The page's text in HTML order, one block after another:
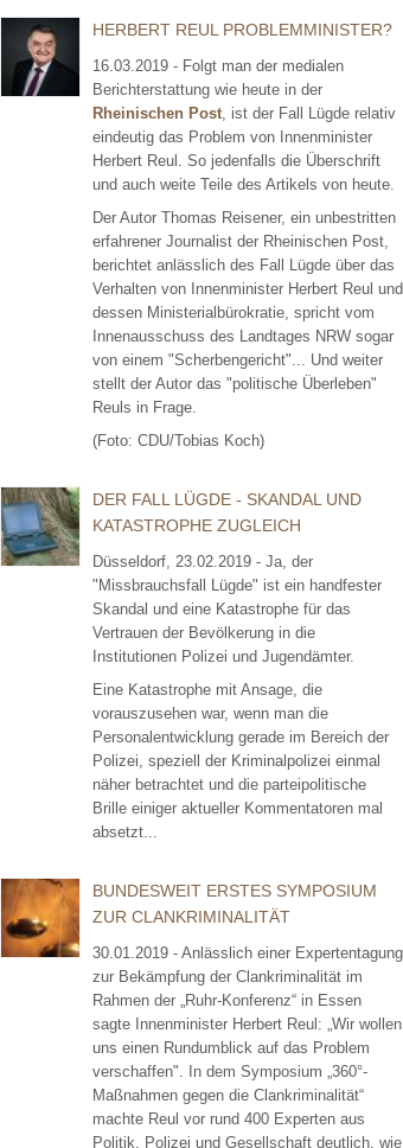
HERBERT REUL PROBLEMMINISTER?
16.03.2019 - Folgt man der medialen
Berichterstattung wie heute in der
Rheinischen Post, ist der Fall Lügde relativ
eindeutig das Problem von Innenminister
Herbert Reul. So jedenfalls die Überschrift
und auch weite Teile des Artikels von heute.
Der Autor Thomas Reisener, ein unbestritten
erfahrener Journalist der Rheinischen Post,
berichtet anlässlich des Fall Lügde über das
Verhalten von Innenminister Herbert Reul und
dessen Ministerialbürokratie, spricht vom
Innenausschuss des Landtages NRW sogar
von einem "Scherbengericht"... Und weiter
stellt der Autor das "politische Überleben"
Reuls in Frage.
(Foto: CDU/Tobias Koch)
DER FALL LÜGDE - SKANDAL UND
KATASTROPHE ZUGLEICH
Düsseldorf, 23.02.2019 - Ja, der
"Missbrauchsfall Lügde" ist ein handfester
Skandal und eine Katastrophe für das
Vertrauen der Bevölkerung in die
Institutionen Polizei und Jugendämter.
Eine Katastrophe mit Ansage, die
vorauszusehen war, wenn man die
Personalentwicklung gerade im Bereich der
Polizei, speziell der Kriminalpolizei einmal
näher betrachtet und die parteipolitische
Brille einiger aktueller Kommentatoren mal
absetzt...
BUNDESWEIT ERSTES SYMPOSIUM
ZUR CLANKRIMINALITÄT
30.01.2019 - Anlässlich einer Expertentagung
zur Bekämpfung der Clankriminalität im
Rahmen der „Ruhr-Konferenz“ in Essen
sagte Innenminister Herbert Reul: „Wir wollen
uns einen Rundumblick auf das Problem
verschaffen". In dem Symposium „360°-
Maßnahmen gegen die Clankriminalität“
machte Reul vor rund 400 Experten aus
Politik, Polizei und Gesellschaft deutlich, wie